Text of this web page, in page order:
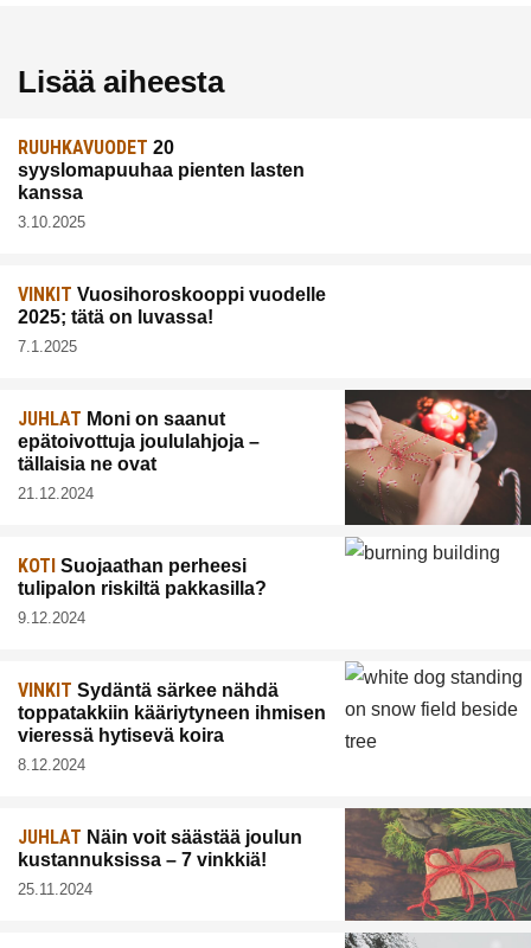
Lisää aiheesta
RUUHKAVUODET 20
syyslomapuuhaa pienten lasten
kanssa
3.10.2025
VINKIT Vuosihoroskooppi vuodelle
2025; tätä on luvassa!
7.1.2025
JUHLAT Moni on saanut
epätoivottuja joululahjoja –
tällaisia ne ovat
21.12.2024
KOTI Suojaathan perheesi
tulipalon riskiltä pakkasilla?
9.12.2024
VINKIT Sydäntä särkee nähdä
toppatakkiin kääriytyneen ihmisen
vieressä hytisevä koira
8.12.2024
JUHLAT Näin voit säästää joulun
kustannuksissa – 7 vinkkiä!
25.11.2024